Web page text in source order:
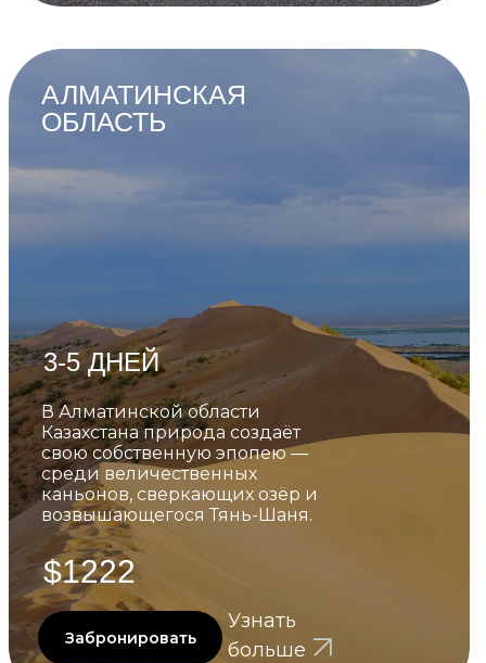
АЛМАТИНСКАЯ
ОБЛАСТЬ
Узнать
больше
В Алматинской области
Казахстана природа создаёт
свою собственную эпопею —
среди величественных
каньонов, сверкающих озёр и
возвышающегося Тянь-Шаня.
$1222
3-5 ДНЕЙ
Забронировать